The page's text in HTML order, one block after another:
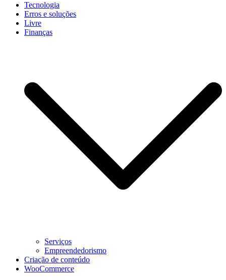
Tecnologia
Erros e soluções
Livre
Finanças
Serviços
Empreendedorismo
Criação de conteúdo
WooCommerce